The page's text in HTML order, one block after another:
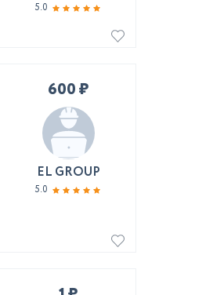
5.0
600 ₽
EL GROUP
5.0